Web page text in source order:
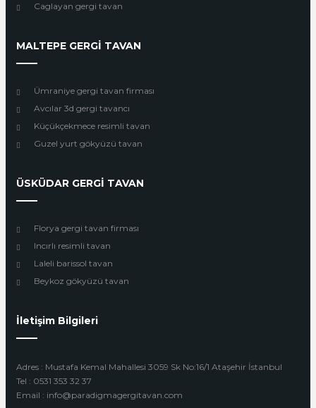
Caglayan gergi tavan
MALTEPE GERGİ TAVAN
Ümraniye gergi tavan firması
Avcılar 3d gergi tavancı
Küçükçekmece resimli tavan
Guzel yurt gökyüzü tavan
ÜSKÜDAR GERGİ TAVAN
Florya gergi tavan firması
Incırlı resimli tavan
Laleli barissol tavan
Beykoz gökyüzü tavan
İletişim Bilgileri
Adres : Mustafa Kemal Mahallesi 3059 Sk No:16/1 Ataşehir İstanbul
Tel : 0531 353 32 37
Email : info@paradigmagergitavan.com